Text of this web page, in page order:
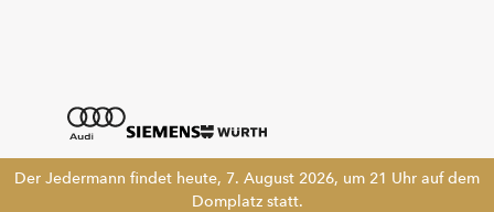
Der Jedermann findet heute, 7. August 2026, um 21 Uhr auf dem
Domplatz statt.